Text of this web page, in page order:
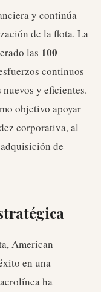
y continúa
de la flota. La
las 100
continuos
y eficientes.
objetivo apoyar
corporativa, al
de
American
en una
ha